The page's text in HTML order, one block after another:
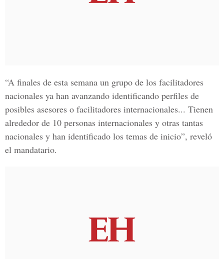
“A finales de esta semana un grupo de los facilitadores
nacionales ya han avanzando identificando perfiles de
posibles asesores o facilitadores internacionales... Tienen
alrededor de 10 personas internacionales y otras tantas
nacionales y han identificado los temas de inicio”, reveló
el mandatario.